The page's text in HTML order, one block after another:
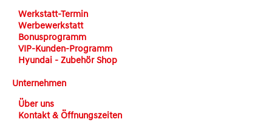
Werkstatt-Termin
Werbewerkstatt
Bonusprogramm
VIP-Kunden-Programm
Hyundai - Zubehör Shop
Unternehmen
Über uns
Kontakt & Öffnungszeiten